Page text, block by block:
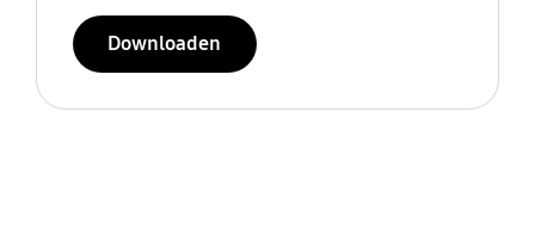
Downloaden